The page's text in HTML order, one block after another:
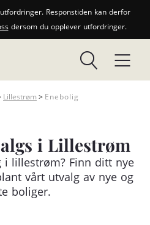
Responstiden kan derfor
dersom du opplever utfordringer.
Lillestrøm > Enebolig
i Lillestrøm
i lillestrøm? Finn ditt nye
vårt utvalg av nye og
boliger.